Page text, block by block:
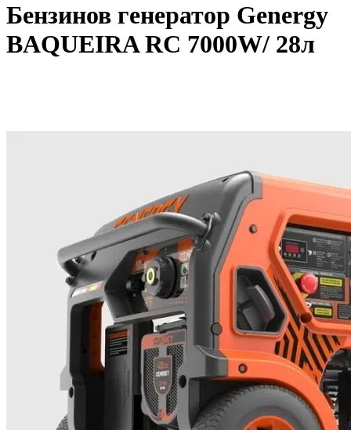
Бензинов генератор Genergy
BAQUEIRA RC 7000W/ 28л